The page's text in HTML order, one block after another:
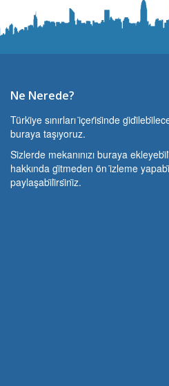
Ne Nerede?
Türki̇ye sınırları i̇çeri̇si̇nde
buraya taşıyoruz.
Si̇zlerde mekanınızı buraya
hakkında gi̇tmeden ön i̇zleme
paylaşabi̇li̇rsi̇ni̇z.